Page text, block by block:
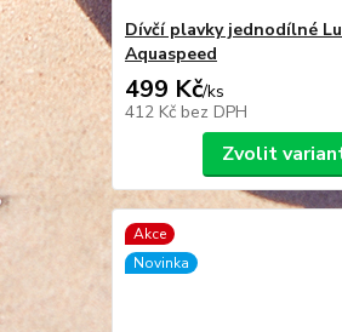
Dívčí plavky jednodílné
Aquaspeed
499 Kč/ks
412 Kč bez DPH
Zvolit
Akce
Novinka